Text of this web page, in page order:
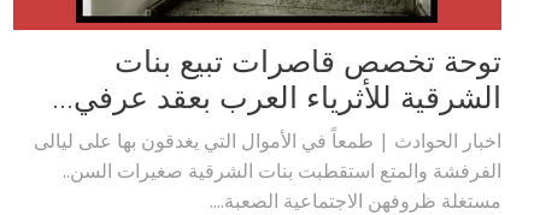
توحة تخصص قاصرات تبيع بنات
الشرقية للأثرياء العرب بعقد عرفي...
اخبار الحوادث | طمعاً في الأموال التي يغدقون بها على ليالى
الفرفشة والمتع استقطبت بنات الشرقية صغيرات السن..
مستغلة ظروفهن الاجتماعية الصعبة....